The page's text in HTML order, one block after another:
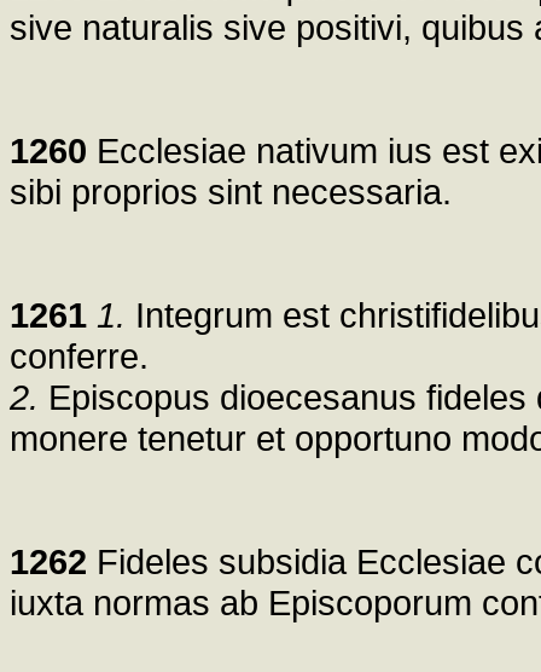
sive naturalis sive positivi, quibus
1260 Ecclesiae nativum ius est
sibi proprios sint necessaria.
1261 1. Integrum est
conferre.
2. Episcopus dioecesanus
monere tenetur et opportuno
1262 Fideles subsidia Ecclesiae
iuxta normas ab Episcoporum